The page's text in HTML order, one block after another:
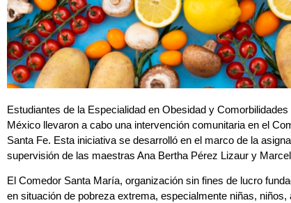
Estudiantes de la Especialidad en Obesidad y
México llevaron a cabo una intervención comunitaria en el
Santa Fe. Esta iniciativa se desarrolló en el marco de la
supervisión de las maestras Ana Bertha Pérez Lizaur y
El Comedor Santa María, organización sin fines de lucro
en situación de pobreza extrema, especialmente niñas,